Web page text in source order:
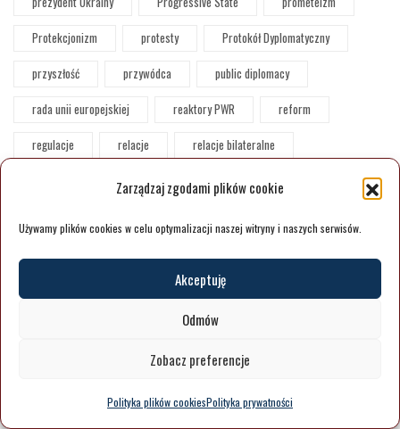
Zarządzaj zgodami plików cookie
Używamy plików cookies w celu optymalizacji naszej witryny i naszych serwisów.
Akceptuję
Odmów
Zobacz preferencje
Polityka plików cookiesPolityka prywatności
Protekcjonizm
protesty
Protokół Dyplomatyczny
przyszłość
przywódca
public diplomacy
rada unii europejskiej
reaktory PWR
reform
regulacje
relacje
relacje bilateralne
Relacje Polsko-Ukraińskie
religia
Rimland
ruch propalestyński
rynki rywalizacja
Saab safari
Sieci absolwenckie